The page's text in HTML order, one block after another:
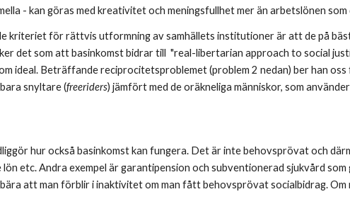
- kan göras med kreativitet och meningsfullhet mer än arbetslönen
kriteriet för rättvis utformning av samhällets institutioner är att de på
det som att basinkomst bidrar till  "real-libertarian approach to social
ideal. Beträffande reciprocitetsproblemet (problem 2 nedan) ber han oss
snyltare (freeriders) jämfört med de oräkneliga människor, som
hur också basinkomst kan fungera. Det är inte behovsprövat och
etc. Andra exempel är garantipension och subventionerad sjukvård
att man förblir i inaktivitet om man fått behovsprövat socialbidrag.